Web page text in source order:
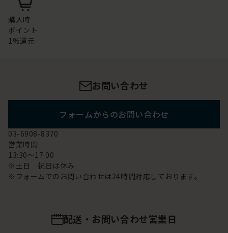
購入時
ポイント
1%還元
お問い合わせ
フォームからのお問い合わせ
03-6908-8370
営業時間
13:30～17:00
※土日 祝日は休み
※フォームでのお問い合わせは24時間対応しております。
配送・お問い合わせ営業日